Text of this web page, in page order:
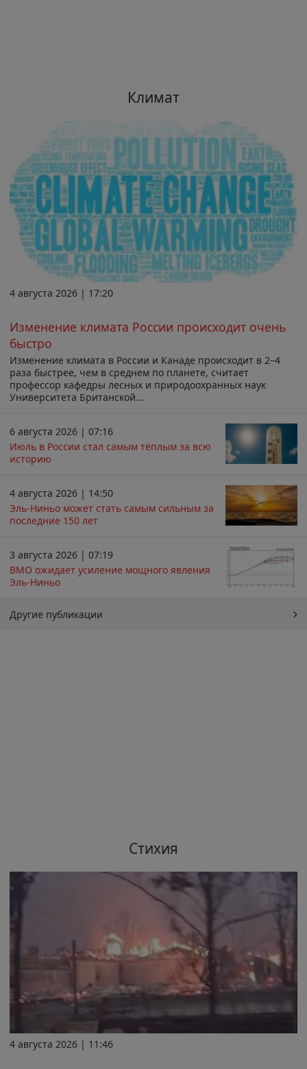
Климат
4 августа 2026 | 17:20
Изменение климата России происходит очень
быстро
Изменение климата в России и Канаде происходит в 2–4
раза быстрее, чем в среднем по планете, считает
профессор кафедры лесных и природоохранных наук
Университета Британской...
6 августа 2026 | 07:16
Июль в России стал самым тёплым за всю
историю
4 августа 2026 | 14:50
Эль-Ниньо может стать самым сильным за
последние 150 лет
3 августа 2026 | 07:19
ВМО ожидает усиление мощного явления
Эль-Ниньо
Другие публикации
Стихия
4 августа 2026 | 11:46